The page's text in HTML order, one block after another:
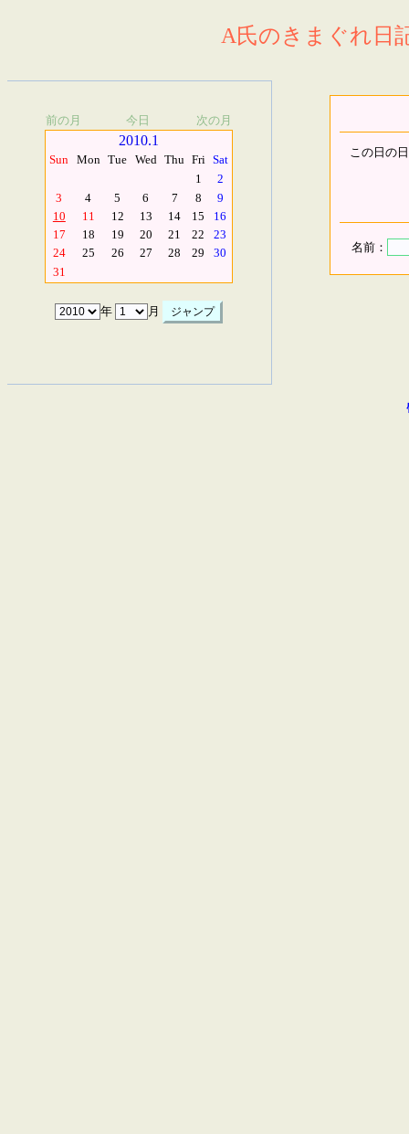
A氏のきまぐれ日
前の月 今日 次の月
2010.1
Sun Mon Tue Wed Thu Fri Sat
1
2
3
4 5 6 7 8
9
10
11 12 13 14 15
16
17
18 19 20 21 22
23
24
25 26 27 28 29
30
31
年 月
この日の
名前：